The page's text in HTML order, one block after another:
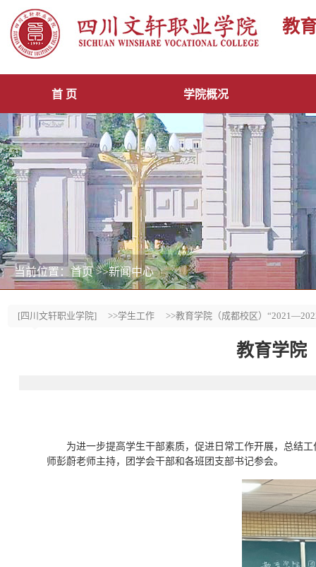
[四川文轩职业学院] >>学生工作 >>教育学院（成都校区）
教育学院
为进一步提高学生干部素质，促进日常工作开展，总结工
师彭蔚老师主持，团学会干部和各班团支部书记参会。
当前位置：首页>>新闻中心
首 页 学院概况
教